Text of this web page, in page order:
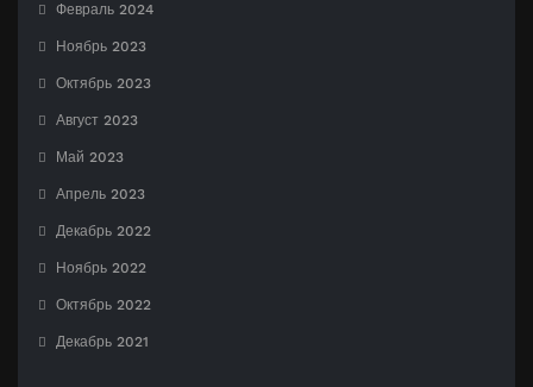
Февраль 2024
Ноябрь 2023
Октябрь 2023
Август 2023
Май 2023
Апрель 2023
Декабрь 2022
Ноябрь 2022
Октябрь 2022
Декабрь 2021